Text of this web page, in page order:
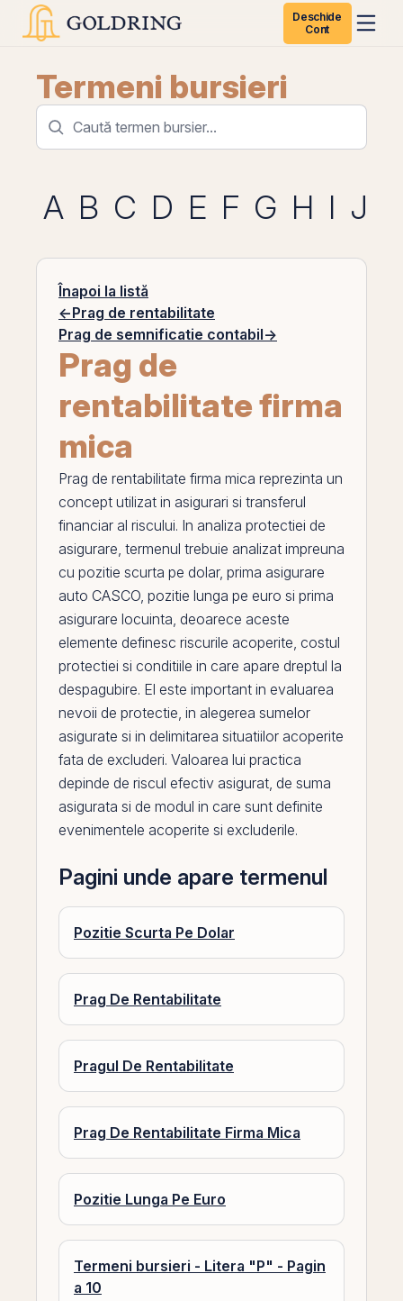
Deschide
Cont
Termeni bursieri
A B C D E F G H I J
Înapoi la listă
←Prag de rentabilitate
Prag de semnificatie contabil→
Prag de
rentabilitate firma
mica
Prag de rentabilitate firma mica reprezinta un
concept utilizat in asigurari si transferul
financiar al riscului. In analiza protectiei de
asigurare, termenul trebuie analizat impreuna
cu pozitie scurta pe dolar, prima asigurare
auto CASCO, pozitie lunga pe euro si prima
asigurare locuinta, deoarece aceste
elemente definesc riscurile acoperite, costul
protectiei si conditiile in care apare dreptul la
despagubire. El este important in evaluarea
nevoii de protectie, in alegerea sumelor
asigurate si in delimitarea situatiilor acoperite
fata de excluderi. Valoarea lui practica
depinde de riscul efectiv asigurat, de suma
asigurata si de modul in care sunt definite
evenimentele acoperite si excluderile.
Pagini unde apare termenul
Pozitie Scurta Pe Dolar
Prag De Rentabilitate
Pragul De Rentabilitate
Prag De Rentabilitate Firma Mica
Pozitie Lunga Pe Euro
Termeni bursieri - Litera "P" - Pagin
a 10